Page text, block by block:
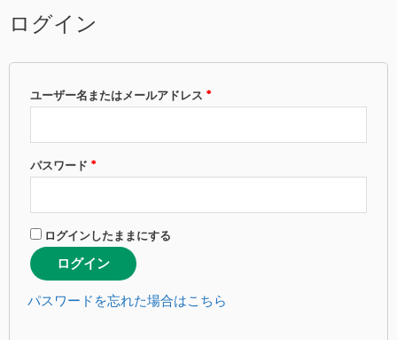
ログイン
ユーザー名またはメールアドレス *
パスワード *
ログインしたままにする
ログイン
パスワードを忘れた場合はこちら